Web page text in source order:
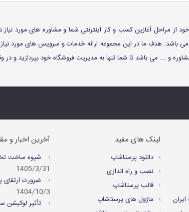
از مراحل آغازین کسب و کار اینترنتی شما و مشاوره های مورد
باشد. هدف ما در این مجموعه ارائه خدمات و سرویس های مورد
و ... می باشد تا شما تنها به مدیریت فروشگاه خود بپردازید و
لینک های مفید
دانلود پرستاشاپ
نصب و راه اندازی
قالب پرستاشاپ
ماژول های پرستاشاپ
آخرین اخبار و
شیوه ساخت
1405/3/31
ضرورت ارتقای
1404/10/3
تأثیر لوکیشن